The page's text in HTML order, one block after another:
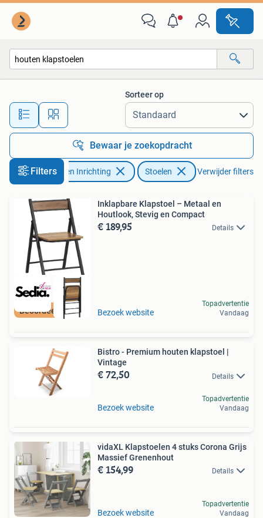
Alle afstanden…
Sorteer op
Bewaar je zoekopdracht
FiltersHuis en Inrichting Stoelen Verwijder filters
Beoordeeld met 9+
Inklapbare Klapstoel – Metaal en
Houtlook, Stevig en Compact
€ 189,95 Details
Bezoek website
Topadvertentie
Vandaag
Bistro - Premium houten klapstoel |
Vintage
€ 72,50 Details
Bezoek website
Topadvertentie
Vandaag
vidaXL Klapstoelen 4 stuks Corona Grijs
Massief Grenenhout
€ 154,99 Details
Bezoek website
Topadvertentie
Vandaag